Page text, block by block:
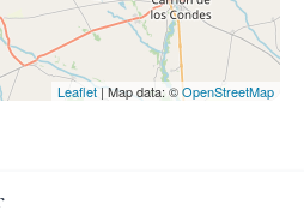
Leaflet | Map data: ©OpenStreetMap